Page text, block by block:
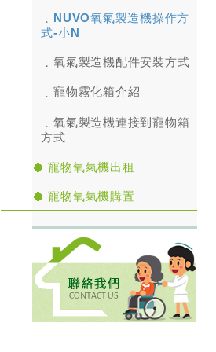
NUVO氧氣製造機操作方
式-小N
氧氣製造機配件安裝方式
寵物霧化箱介紹
氧氣製造機連接到寵物箱
方式
寵物氧氣機出租
寵物氧氣機購置